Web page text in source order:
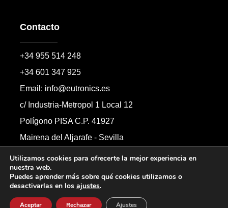
Contacto
+34 955 514 248
+34 601 347 925
Email: info@eutronics.es
c/ Industria-Metropol 1 Local 12
Polígono PISA C.P. 41927
Mairena del Aljarafe - Sevilla
Formulario de contacto
Todos los derechos reservados.
Utilizamos cookies para ofrecerte la mejor experiencia en
nuestra web.
Puedes aprender más sobre qué cookies utilizamos o
desactivarlas en los ajustes.
Aceptar Rechazar Ajustes